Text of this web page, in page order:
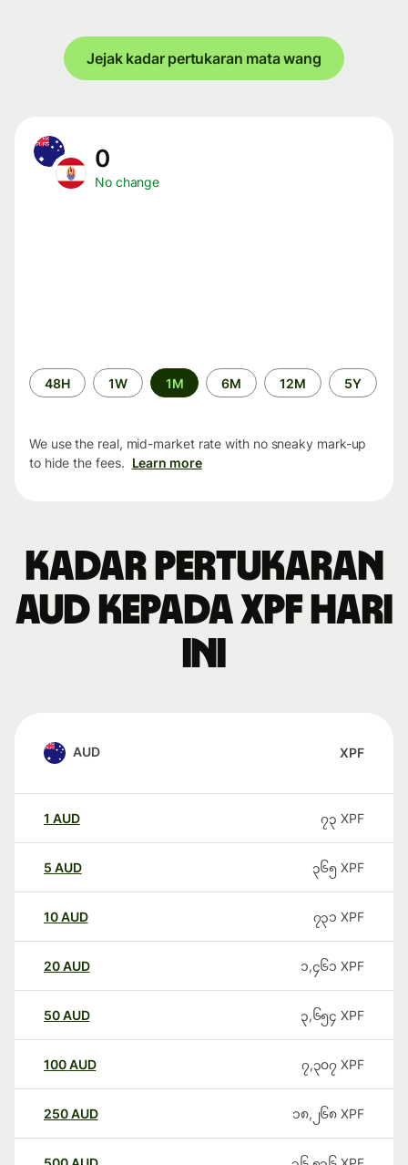
Jejak kadar pertukaran mata wang
0
No change
Time
period
48H 1W 1M 6M 12M 5Y
We use the real, mid-market rate with no sneaky mark-up
to hide the fees. Learn more
Kadar pertukaran
AUD kepada XPF hari
ini
AUD XPF
1 AUD ၇၃ XPF
5 AUD ၃၆၅ XPF
10AUD ၇၃၁ XPF
20AUD ၁,၄၆၁ XPF
50AUD ၃,၆၅၄ XPF
100AUD ၇,၃၀၇ XPF
250AUD ၁၈,၂၆၈ XPF